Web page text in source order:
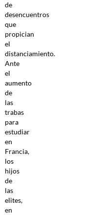
de
desencuentros
que
propician
el
distanciamiento.
Ante
el
aumento
de
las
trabas
para
estudiar
en
Francia,
los
hijos
de
las
elites,
en